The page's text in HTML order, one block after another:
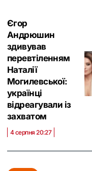
Єгор
Андрюшин
здивував
перевтіленням
Наталії
Могилевської:
українці
відреагували із
захватом
4 серпня 20:27